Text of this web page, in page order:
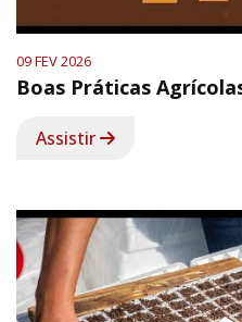
09 FEV 2026
Boas Práticas
Assistir